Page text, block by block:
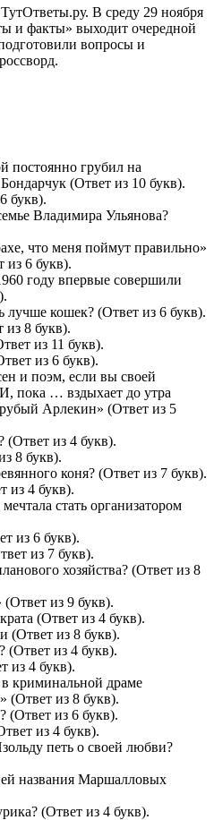
В среду 29 ноября
и факты» выходит очередной
вопросы и
постоянно грубил на
(Ответ из 10 букв).
букв).
Владимира Ульянова?
что меня поймут правильно»
из 6 букв).
году впервые совершили
лучше кошек? (Ответ из 6 букв).
8 букв).
из 11 букв).
из 6 букв).
и поэм, если вы своей
пока … вздыхает до утра
Арлекин» (Ответ из 5
(Ответ из 4 букв).
8 букв).
коня? (Ответ из 7 букв).
из 4 букв).
стать организатором
из 6 букв).
из 7 букв).
хозяйства? (Ответ из 8
(Ответ из 9 букв).
(Ответ из 4 букв).
(Ответ из 8 букв).
(Ответ из 4 букв).
из 4 букв).
криминальной драме
(Ответ из 8 букв).
(Ответ из 6 букв).
из 4 букв).
петь о своей любви?
названия Маршалловых
(Ответ из 4 букв).